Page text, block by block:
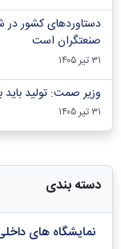
دستاوردهای کشور
صنعتگران است
۳۱ تیر ۱۴۰۵
وزیر صمت: تولید
۳۱ تیر ۱۴۰۵
دسته بندی
نمایشگاه های